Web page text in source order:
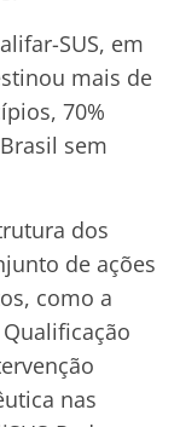
SUS, em
mais de
70%
sem
dos
de ações
como a
nas